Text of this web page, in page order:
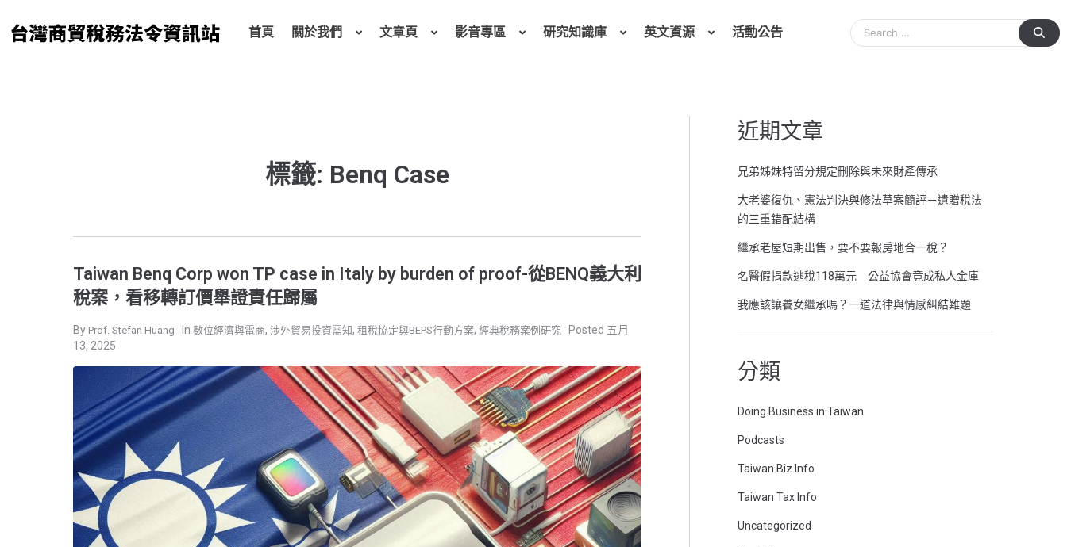
至
首頁 關於我們 文章頁 影音專區 研究知識庫 英文資源 活動公告
標籤: Benq Case
Taiwan Benq Corp won TP case in Italy by burden of proof-從BENQ義大利
稅案，看移轉訂價舉證責任歸屬
Prof. Stefan Huang 數位經濟與電商, 涉外貿易投資需知, 租稅協定與BEPS行動方案, 經典稅務案例研究
五月
13, 2025
近期文章
兄弟姊妹特留分規定刪除與未來財產傳承
大老婆復仇、憲法判決與修法草案簡評－遺贈稅法
的三重錯配結構
繼承老屋短期出售，要不要報房地合一稅？
名醫假捐款逃稅118萬元 公益協會竟成私人金庫
我應該讓養女繼承嗎？一道法律與情感糾結難題
分類
Doing Business in Taiwan
Podcasts
Taiwan Biz Info
Taiwan Tax Info
Uncategorized